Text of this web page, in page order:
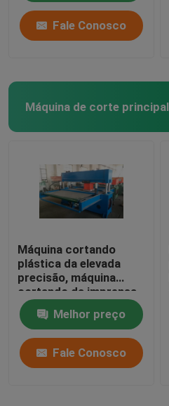
Fale Conosco
Máquina cortando
plástica da elevada
precisão, máquina
cortando da imprensa
hidráulica
Melhor preço
Fale Conosco